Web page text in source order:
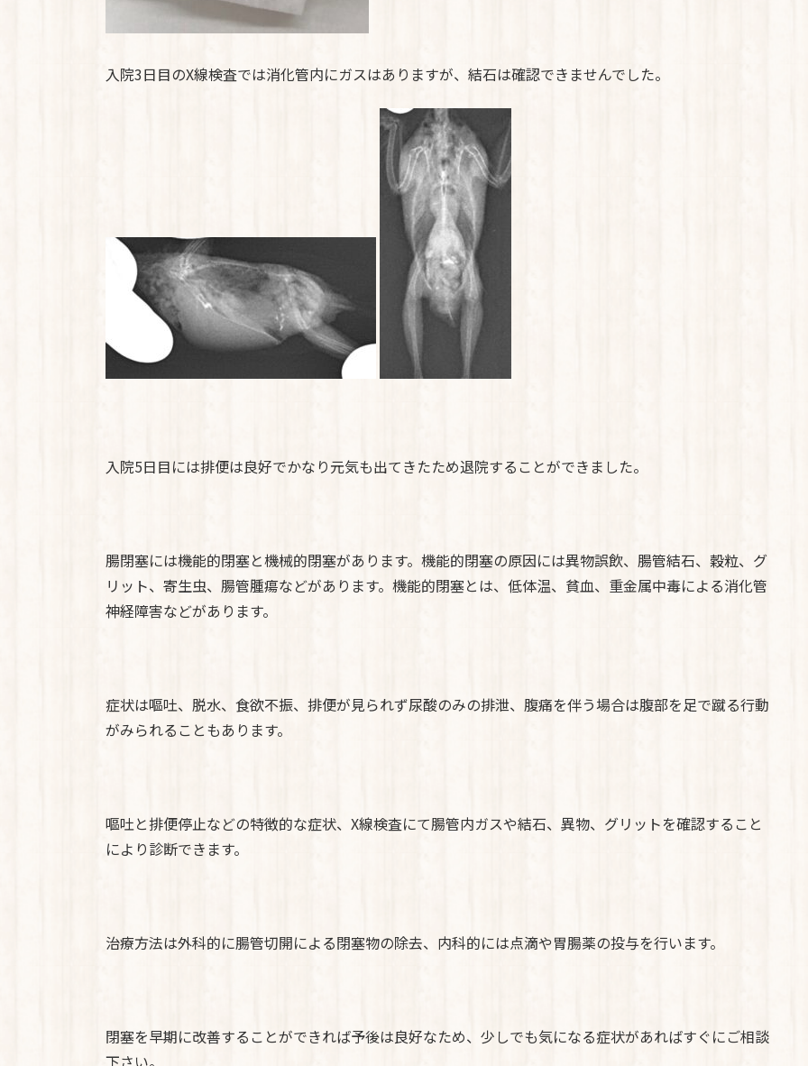
入院3日目のX線検査では消化管内にガスはありますが、結石は確認できませんでした。
入院5日目には排便は良好でかなり元気も出てきたため退院することができました。
腸閉塞には機能的閉塞と機械的閉塞があります。機能的閉塞の原因には異物誤飲、腸管結石、穀粒、グ
リット、寄生虫、腸管腫瘍などがあります。機能的閉塞とは、低体温、貧血、重金属中毒による消化管
神経障害などがあります。
症状は嘔吐、脱水、食欲不振、排便が見られず尿酸のみの排泄、腹痛を伴う場合は腹部を足で蹴る行動
がみられることもあります。
嘔吐と排便停止などの特徴的な症状、X線検査にて腸管内ガスや結石、異物、グリットを確認すること
により診断できます。
治療方法は外科的に腸管切開による閉塞物の除去、内科的には点滴や胃腸薬の投与を行います。
閉塞を早期に改善することができれば予後は良好なため、少しでも気になる症状があればすぐにご相談
下さい。